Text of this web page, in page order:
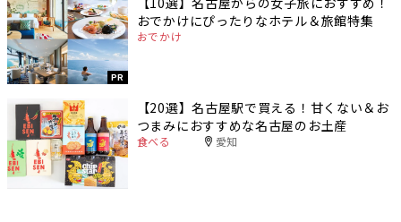
PR
おでかけにぴったりなホテル＆旅館特集
おでかけ
【20選】名古屋駅で買える！甘くない＆お
つまみにおすすめな名古屋のお土産
食べる 愛知